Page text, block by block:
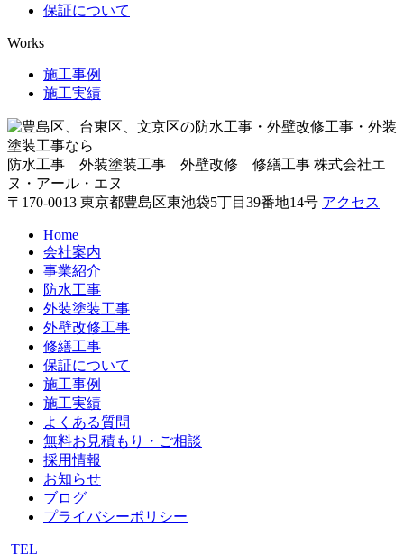
保証について
Works
施工事例
施工実績
防水工事 外装塗装工事 外壁改修 修繕工事 株式会社エ
ヌ・アール・エヌ
〒170-0013 東京都豊島区東池袋5丁目39番地14号 アクセス
Home
会社案内
事業紹介
防水工事
外装塗装工事
外壁改修工事
修繕工事
保証について
施工事例
施工実績
よくある質問
無料お見積もり・ご相談
採用情報
お知らせ
ブログ
プライバシーポリシー
TEL